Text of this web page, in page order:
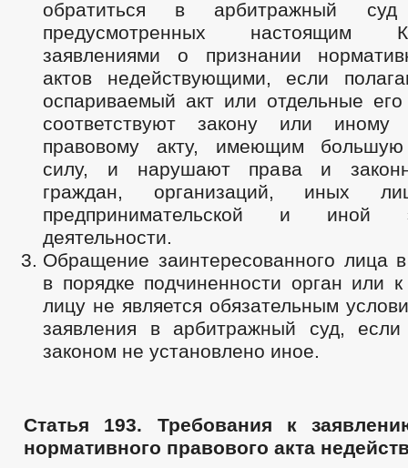
обратиться в арбитражный
предусмотренных настоящим
заявлениями о признании
актов недействующими, если
оспариваемый акт или отдельные
соответствуют закону или иному
правовому акту, имеющим большую
силу, и нарушают права и
граждан, организаций, иных
предпринимательской и иной
деятельности.
Обращение заинтересованного лица
в порядке подчиненности орган или
лицу не является обязательным
заявления в арбитражный суд,
законом не установлено иное.
Статья 193. Требования к
нормативного правового акта